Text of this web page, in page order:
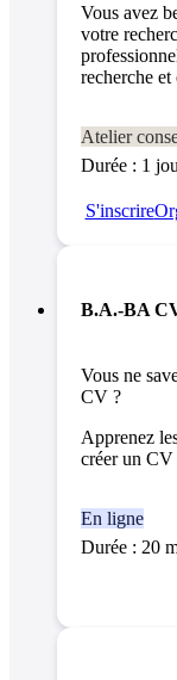
Vous avez
votre
recherche
Atelier
Durée : 1
S'inscrire
B.A.-BA
Vous ne
CV ?
Apprenez
créer un CV
En ligne
Durée : 20